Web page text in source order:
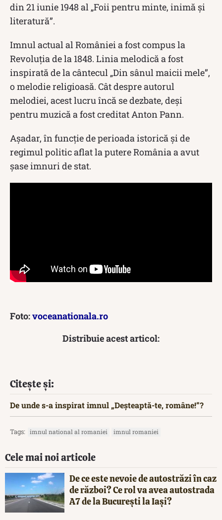
din 21 iunie 1948 al „Foii pentru minte, inimă şi
literatură”.
Imnul actual al României a fost compus la
Revoluţia de la 1848. Linia melodică a fost
inspirată de la cântecul „Din sânul maicii mele”,
o melodie religioasă. Cât despre autorul
melodiei, acest lucru încă se dezbate, deși
pentru muzică a fost creditat Anton Pann.
Așadar, în funcție de perioada istorică și de
regimul politic aflat la putere România a avut
șase imnuri de stat.
Foto:voceanationala.ro
Distribuie acest articol:
Citește și:
De unde s-a inspirat imnul „Deșteaptă-te, române!”?
Tags: imnul national al romaniei imnul romaniei
Cele mai noi articole
De ce este nevoie de autostrăzi în caz
de război? Ce rol va avea autostrada
A7 de la București la Iași?